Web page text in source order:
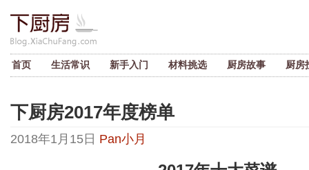
首页 生活常识 新手入门 材料挑选 厨房故事 厨房
下厨房2017年度榜单
2018年1月15日 Pan小月